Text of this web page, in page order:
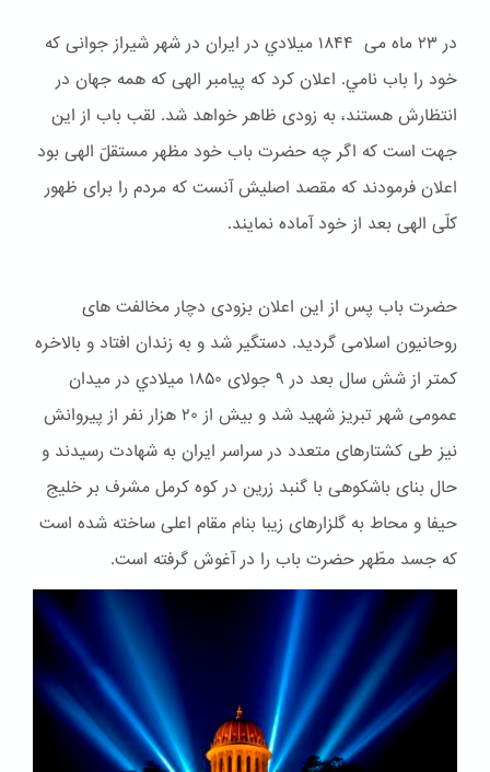
در ۲۳ ماه می ۱۸۴۴ ميلادي در ایران در شهر شیراز جوانی که
خود را باب نامي. اعلان کرد که پیامبر الهی که همه جهان در
انتظارش هستند، به زودی ظاهر خواهد شد. لقب باب از این
جهت است که اگر چه حضرت باب خود مظهر مستقلّ الهی بود
اعلان فرمودند که مقصد اصلیش آنست که مردم را برای ظهور
کلّی الهی بعد از خود آماده نمایند.
حضرت باب پس از این اعلان بزودی دچار مخالفت های
روحانیون اسلامی گردید. دستگیر شد و به زندان افتاد و بالاخره
کمتر از شش سال بعد در ۹ جولای ۱۸۵۰ ميلادي در میدان
عمومی شهر تبریز شهید شد و بیش از ۲۰ هزار نفر از پیروانش
نیز طی کشتارهای متعدد در سراسر ایران به شهادت رسیدند و
حال بنای باشكوهی با گنبد زرین در کوه کرمل مشرف بر خلیج
حیفا و محاط به گلزارهای زیبا بنام مقام اعلی ساخته شده است
که جسد مطّهر حضرت باب را در آغوش گرفته است.